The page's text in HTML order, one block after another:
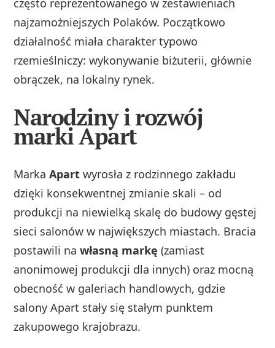
najzamożniejszych Polaków. Początkowo
działalność miała charakter typowo
rzemieślniczy: wykonywanie biżuterii, głównie
obrączek, na lokalny rynek.
Narodziny i rozwój
marki Apart
MarkaApart wyrosła z rodzinnego zakładu
dzięki konsekwentnej zmianie skali – od
produkcji na niewielką skalę do budowy gęstej
sieci salonów w największych miastach. Bracia
postawili nawłasną markę (zamiast
anonimowej produkcji dla innych) oraz mocną
obecność w galeriach handlowych, gdzie
salony Apart stały się stałym punktem
zakupowego krajobrazu.